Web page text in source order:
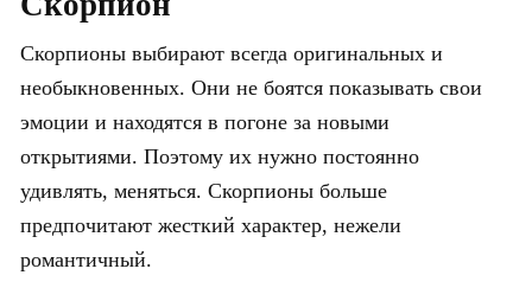
Скорпионы выбирают всегда оригинальных и
необыкновенных. Они не боятся показывать свои
эмоции и находятся в погоне за новыми
открытиями. Поэтому их нужно постоянно
удивлять, меняться. Скорпионы больше
предпочитают жесткий характер, нежели
романтичный.